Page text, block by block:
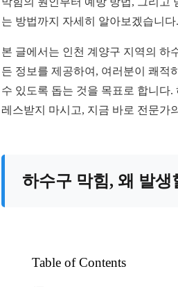
는 방법까지 자세히 알아보겠습니다.
본 글에서는 인천 계양구 지역의 하
든 정보를 제공하여, 여러분이 쾌적
수 있도록 돕는 것을 목표로 합니다.
레스받지 마시고, 지금 바로 전문가
하수구 막힘, 왜 발생
Table of Contents